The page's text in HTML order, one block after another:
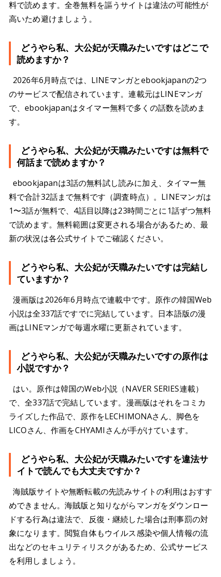
料で読めます。全巻無料を謳うサイトは違法の可能性が
高いため避けましょう。
どうやら私、大公妃が天職みたいですはどこで
読めますか？
2026年6月時点では、LINEマンガとebookjapanの2つ
のサービスで配信されています。連載元はLINEマンガ
で、ebookjapanはタイマー無料で多くの話数を読めま
す。
どうやら私、大公妃が天職みたいですは無料で
何話まで読めますか？
ebookjapanは3話の無料試し読みに加え、タイマー無
料で合計32話まで無料です（調査時点）。LINEマンガは
1〜3話が無料で、4話目以降は23時間ごとに1話ずつ無料
で読めます。無料範囲は変更される場合があるため、最
新の状況は各公式サイトでご確認ください。
どうやら私、大公妃が天職みたいですは完結し
ていますか？
漫画版は2026年6月時点で連載中です。原作の韓国Web
小説は全337話ですでに完結しています。日本語版の漫
画はLINEマンガで毎週水曜に更新されています。
どうやら私、大公妃が天職みたいですの原作は
小説ですか？
はい。原作は韓国のWeb小説（NAVER SERIES連載）
で、全337話で完結しています。漫画版はそれをコミカ
ライズした作品で、原作をLECHIMONAさん、脚色を
LICOさん、作画をCHYAMIさんが手がけています。
どうやら私、大公妃が天職みたいですを違法サ
イトで読んでも大丈夫ですか？
海賊版サイトや無断転載の先読みサイトの利用はおすす
めできません。海賊版と知りながらマンガをダウンロー
ドする行為は違法で、反復・継続した場合は刑事罰の対
象になります。閲覧自体もウイルス感染や個人情報の流
出などのセキュリティリスクがあるため、公式サービス
を利用しましょう。